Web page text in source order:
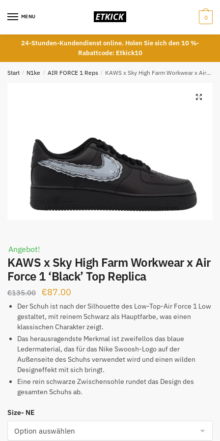
MENU 0
24-Stunden-Kundendienst online. Holen Sie sich den 10 %-
Rabattcode: Etkick10
Start / N1ke / AIR FORCE 1 Reps / KAWS x Sky High Farm Workwear x Air Force 1 ‘Black’ Top Replica
Angebot!
KAWS x Sky High Farm Workwear x Air
Force 1 ‘Black’ Top Replica
€135.00
Ursprünglicher
Preis
war:
€135.00
€87.00
Preis
ist:
€87.00.
Der Schuh ist nach der Silhouette des Low-Top-Air Force 1 Low
gestaltet, mit reinem Schwarz als Hauptfarbe, was einen
klassischen Charakter zeigt.
Das herausragendste Merkmal ist zweifellos das blaue
Ledermaterial, das für das Nike Swoosh-Logo auf der
Außenseite des Schuhs verwendet wird und einen wilden
Designeffekt mit sich bringt.
Eine rein schwarze Zwischensohle rundet das Design des
gesamten Schuhs ab.
Size- NE